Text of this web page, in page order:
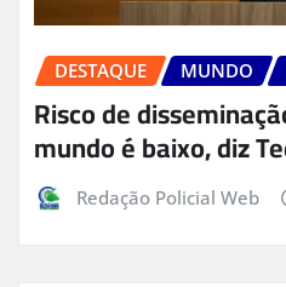
DESTAQUE MUNDO
Risco de
mundo é baixo, diz
Redação Policial Web